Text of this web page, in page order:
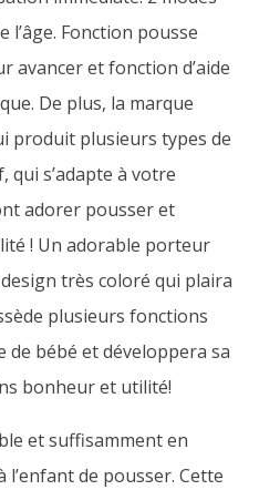
l’âge. Fonction pousse
avancer et fonction d’aide
De plus, la marque
produit plusieurs types de
s’adapte à votre
adorer pousser et
! Un adorable porteur
très coloré qui plaira
plusieurs fonctions
de bébé et développera sa
bonheur et utilité!
et suffisamment en
de pousser. Cette